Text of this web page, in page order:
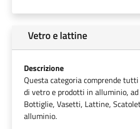
Vetro e lattine
Descrizione
Questa categoria comprende
di vetro e prodotti in alluminio, ad
Bottiglie, Vasetti, Lattine,
alluminio.